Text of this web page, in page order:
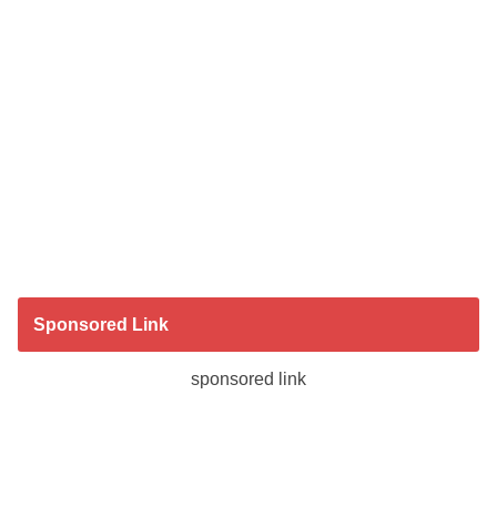
Sponsored Link
sponsored link